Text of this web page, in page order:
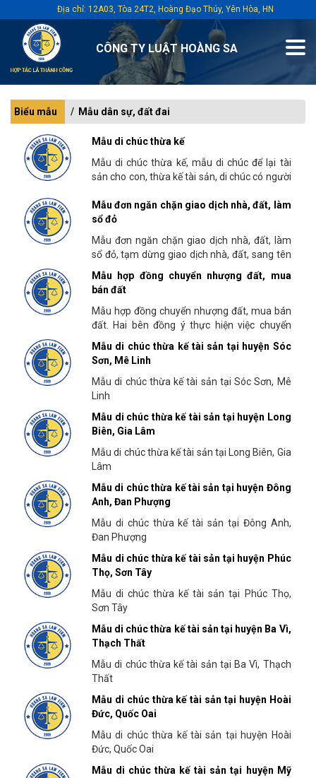
CÔNG TY LUẬT HOÀNG SA
Địa chỉ: 12A03, Tòa 24T2, Hoàng Đạo Thúy, Yên Hòa, HN
Biểu mẫu Mẫu dân sự, đất đai
Mẫu di chúc thừa kế
Mẫu di chúc thừa kế, mẫu di chúc để lại tài
sản cho con, thừa kế tài sản, di chúc có người
Mẫu đơn ngăn chặn giao dịch nhà, đất, làm
sổ đỏ
Mẫu đơn ngăn chặn giao dịch nhà, đất, làm
sổ đỏ, tạm dừng giao dịch nhà, đất, sang tên
sổ đỏ
Mẫu hợp đồng chuyển nhượng đất, mua
bán đất
Mẫu hợp đồng chuyển nhượng đất, mua bán
đất. Hai bên đồng ý thực hiện việc chuyển
nhượng quyền sử dụng đất theo các thỏa
thuận sau đây
Mẫu di chúc thừa kế tài sản tại huyện Sóc
Sơn, Mê Linh
Mẫu di chúc thừa kế tài sản tại Sóc Sơn, Mê
Linh
Mẫu di chúc thừa kế tài sản tại huyện Long
Biên, Gia Lâm
Mẫu di chúc thừa kế tài sản tại Long Biên, Gia
Lâm
Mẫu di chúc thừa kế tài sản tại huyện Đông
Anh, Đan Phượng
Mẫu di chúc thừa kế tài sản tại Đông Anh,
Đan Phượng
Mẫu di chúc thừa kế tài sản tại huyện Phúc
Thọ, Sơn Tây
Mẫu di chúc thừa kế tài sản tại Phúc Thọ,
Sơn Tây
Mẫu di chúc thừa kế tài sản tại huyện Ba Vì,
Thạch Thất
Mẫu di chúc thừa kế tài sản tại Ba Vì, Thạch
Thất
Mẫu di chúc thừa kế tài sản tại huyện Hoài
Đức, Quốc Oai
Mẫu di chúc thừa kế tài sản tại huyện Hoài
Đức, Quốc Oai
Mẫu di chúc thừa kế tài sản tại huyện Mỹ